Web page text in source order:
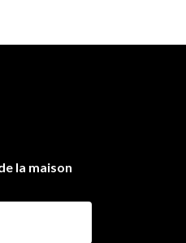
la maison